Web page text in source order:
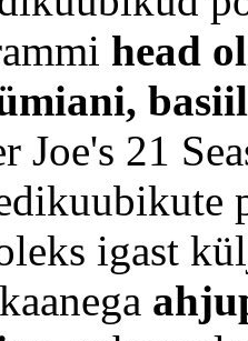
head
Joe's 21
igast